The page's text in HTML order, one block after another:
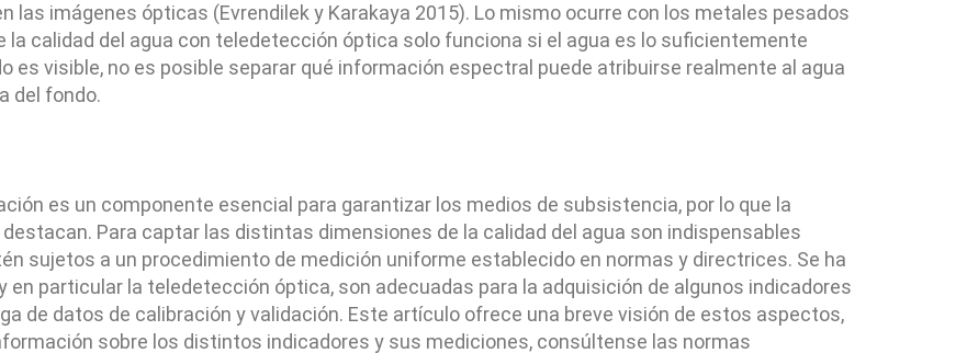
las imágenes ópticas (Evrendilek y Karakaya 2015). Lo mismo ocurre con los metales pesados
la calidad del agua con teledetección óptica solo funciona si el agua es lo suficientemente
es visible, no es posible separar qué información espectral puede atribuirse realmente al agua
del fondo.
es un componente esencial para garantizar los medios de subsistencia, por lo que la
Para captar las distintas dimensiones de la calidad del agua son indispensables
sujetos a un procedimiento de medición uniforme establecido en normas y directrices. Se ha
particular la teledetección óptica, son adecuadas para la adquisición de algunos indicadores
de datos de calibración y validación. Este artículo ofrece una breve visión de estos aspectos,
sobre los distintos indicadores y sus mediciones, consúltense las normas